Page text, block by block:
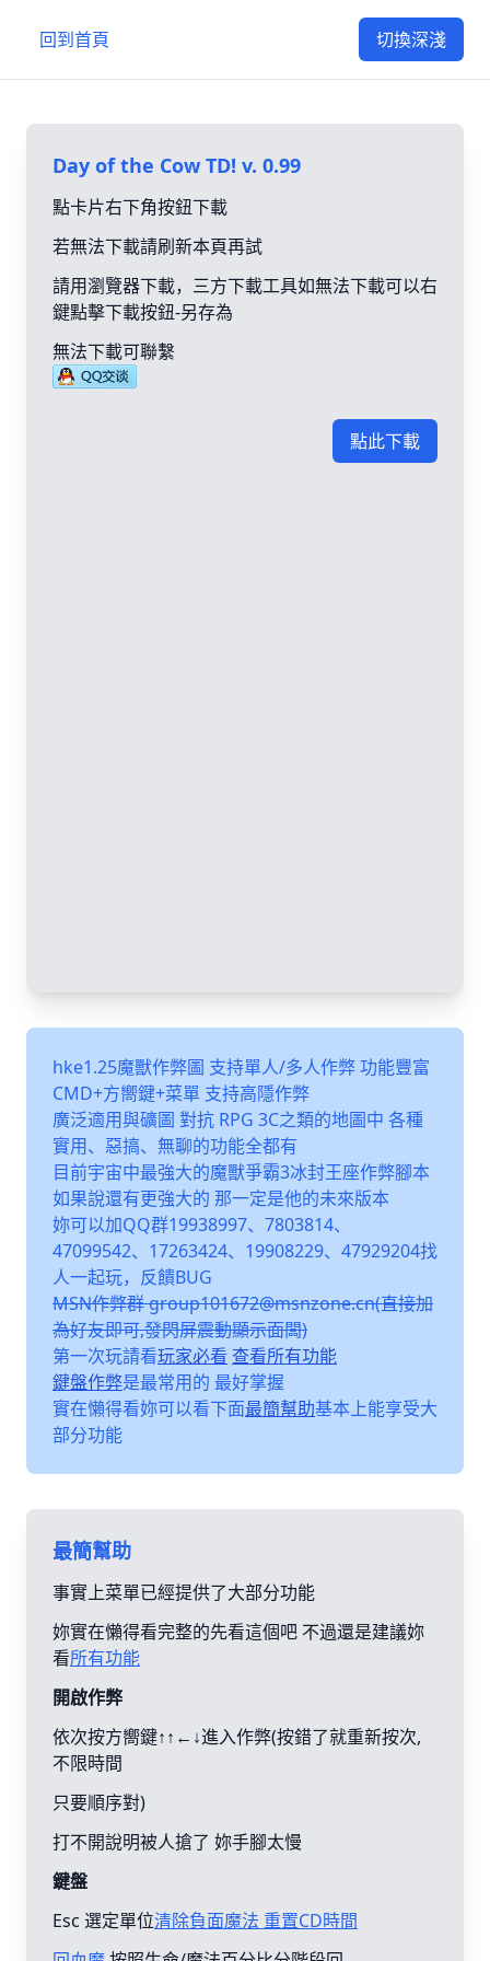
回到首頁 切換深淺
Day of the Cow TD! v. 0.99
點卡片右下角按鈕下載
若無法下載請刷新本頁再試
請用瀏覽器下載，三方下載工具如無法下載可以右
鍵點擊下載按鈕-另存為
無法下載可聯繫
點此下載
hke1.25魔獸作弊圖 支持單人/多人作弊 功能豐富
CMD+方嚮鍵+菜單 支持高隱作弊
廣泛適用與礦圖 對抗 RPG 3C之類的地圖中 各種
實用、惡搞、無聊的功能全都有
目前宇宙中最強大的魔獸爭霸3冰封王座作弊腳本
如果說還有更強大的 那一定是他的未來版本
妳可以加QQ群19938997、7803814、
47099542、17263424、19908229、47929204找
人一起玩，反饋BUG
MSN作弊群 group101672@msnzone.cn(直接加
為好友即可,發閃屏震動顯示面闆)
第一次玩請看玩家必看 查看所有功能
鍵盤作弊是最常用的 最好掌握
實在懶得看妳可以看下面最簡幫助基本上能享受大
部分功能
最簡幫助
事實上菜單已經提供了大部分功能
妳實在懶得看完整的先看這個吧 不過還是建議妳
看所有功能
開啟作弊
依次按方嚮鍵↑↑←↓進入作弊(按錯了就重新按次,
不限時間
只要順序對)
打不開說明被人搶了 妳手腳太慢
鍵盤
Esc 選定單位清除負面魔法 重置CD時間